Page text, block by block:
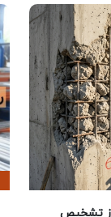
تشخیص